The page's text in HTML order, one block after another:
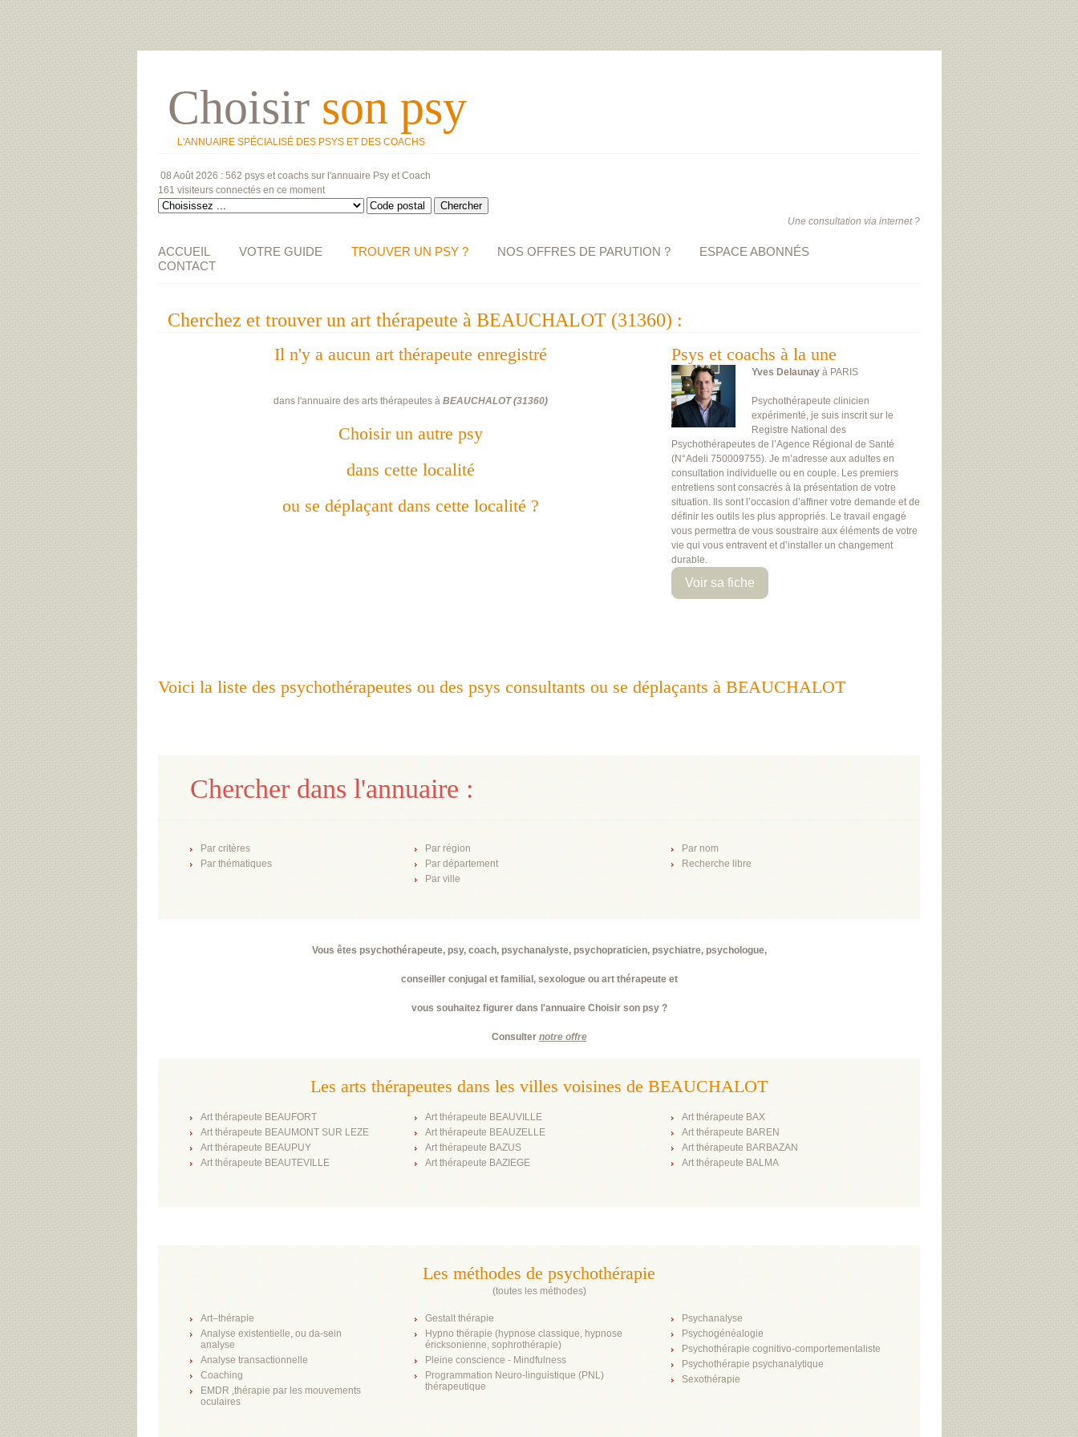
Choisir son psy
L'ANNUAIRE SPÉCIALISÉ DES PSYS ET DES COACHS
08 Août 2026 : 562 psys et coachs sur l'annuaire Psy et Coach
161 visiteurs connectés en ce moment
Une consultation via internet ?
ACCUEIL VOTRE GUIDE TROUVER UN PSY ? NOS OFFRES DE PARUTION ?
ESPACE ABONNÉS
CONTACT
Cherchez et trouver un art thérapeute à BEAUCHALOT (31360) :
Il n'y a aucun art thérapeute enregistré
dans l'annuaire des arts thérapeutes à BEAUCHALOT(31360)
Choisir un autre psy
dans cette localité
ou se déplaçant dans cette localité ?
Psys et coachs à la une
Yves Delaunay à PARIS
Psychothérapeute clinicien
expérimenté, je suis inscrit sur le
Registre National des
Psychothérapeutes de l’Agence Régional de Santé
(N°Adeli 750009755). Je m’adresse aux adultes en
consultation individuelle ou en couple. Les premiers
entretiens sont consacrés à la présentation de votre
situation. Ils sont l’occasion d’affiner votre demande et de
définir les outils les plus appropriés. Le travail engagé
vous permettra de vous soustraire aux éléments de votre
vie qui vous entravent et d’installer un changement
durable.
Voir sa fiche
Voici la liste des psychothérapeutes ou des psys consultants ou se déplaçants à BEAUCHALOT
Chercher dans l'annuaire :
Par critères
Par thématiques
Par région
Par département
Par ville
Par nom
Recherche libre
Vous êtes psychothérapeute, psy, coach, psychanalyste, psychopraticien, psychiatre, psychologue,
conseiller conjugal et familial, sexologue ou art thérapeute et
vous souhaitez figurer dans l'annuaire Choisir son psy ?
Consulter notre offre
Les arts thérapeutes dans les villes voisines de BEAUCHALOT
Art thérapeute BEAUFORT
Art thérapeute BEAUMONT SUR LEZE
Art thérapeute BEAUPUY
Art thérapeute BEAUTEVILLE
Art thérapeute BEAUVILLE
Art thérapeute BEAUZELLE
Art thérapeute BAZUS
Art thérapeute BAZIEGE
Art thérapeute BAX
Art thérapeute BAREN
Art thérapeute BARBAZAN
Art thérapeute BALMA
Les méthodes de psychothérapie
(toutes les méthodes)
Art–thérapie
Analyse existentielle, ou da-sein
analyse
Analyse transactionnelle
Coaching
EMDR ,thérapie par les mouvements
oculaires
Gestalt thérapie
Hypno thérapie (hypnose classique, hypnose
éricksonienne, sophrothérapie)
Pleine conscience - Mindfulness
Programmation Neuro-linguistique (PNL)
thérapeutique
Psychanalyse
Psychogénéalogie
Psychothérapie cognitivo-comportementaliste
Psychothérapie psychanalytique
Sexothérapie